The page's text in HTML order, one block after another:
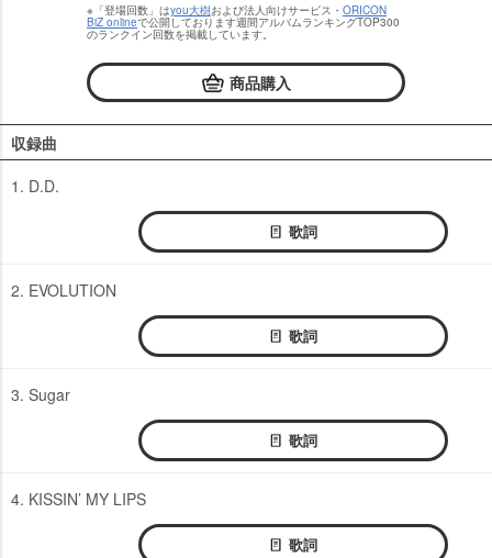
※「登場回数」はyou大樹および法人向けサービス・ ORICON
BiZ onlineで公開しております週間アルバムランキングTOP300
のランクイン回数を掲載しています。
商品購入
収録曲
1. D.D.
歌詞
2. EVOLUTION
歌詞
3. Sugar
歌詞
4. KISSIN’ MY LIPS
歌詞